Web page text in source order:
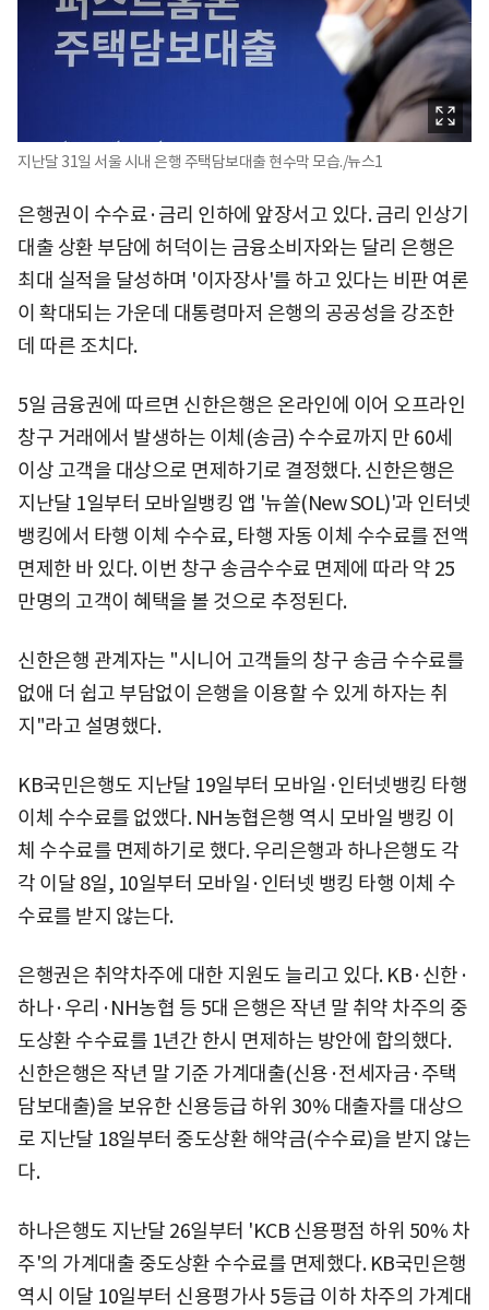
지난달 31일 서울 시내 은행 주택담보대출 현수막 모습./뉴스1
은행권이 수수료·금리 인하에 앞장서고 있다. 금리 인상기
대출 상환 부담에 허덕이는 금융소비자와는 달리 은행은
최대 실적을 달성하며 '이자장사'를 하고 있다는 비판 여론
이 확대되는 가운데 대통령마저 은행의 공공성을 강조한
데 따른 조치다.
5일 금융권에 따르면 신한은행은 온라인에 이어 오프라인
창구 거래에서 발생하는 이체(송금) 수수료까지 만 60세
이상 고객을 대상으로 면제하기로 결정했다. 신한은행은
지난달 1일부터 모바일뱅킹 앱 '뉴쏠(New SOL)'과 인터넷
뱅킹에서 타행 이체 수수료, 타행 자동 이체 수수료를 전액
면제한 바 있다. 이번 창구 송금수수료 면제에 따라 약 25
만명의 고객이 혜택을 볼 것으로 추정된다.
신한은행 관계자는 "시니어 고객들의 창구 송금 수수료를
없애 더 쉽고 부담없이 은행을 이용할 수 있게 하자는 취
지"라고 설명했다.
KB국민은행도 지난달 19일부터 모바일·인터넷뱅킹 타행
이체 수수료를 없앴다. NH농협은행 역시 모바일 뱅킹 이
체 수수료를 면제하기로 했다. 우리은행과 하나은행도 각
각 이달 8일, 10일부터 모바일·인터넷 뱅킹 타행 이체 수
수료를 받지 않는다.
은행권은 취약차주에 대한 지원도 늘리고 있다. KB·신한·
하나·우리·NH농협 등 5대 은행은 작년 말 취약 차주의 중
도상환 수수료를 1년간 한시 면제하는 방안에 합의했다.
신한은행은 작년 말 기준 가계대출(신용·전세자금·주택
담보대출)을 보유한 신용등급 하위 30% 대출자를 대상으
로 지난달 18일부터 중도상환 해약금(수수료)을 받지 않는
다.
하나은행도 지난달 26일부터 'KCB 신용평점 하위 50% 차
주'의 가계대출 중도상환 수수료를 면제했다. KB국민은행
역시 이달 10일부터 신용평가사 5등급 이하 차주의 가계대